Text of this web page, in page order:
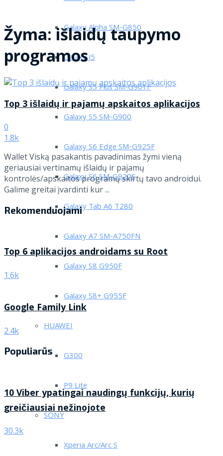
Galaxy Alpha SM-G850
Galaxy J5
Galaxy S5 Plus SM-G901F
Galaxy S5 SM-G900
Galaxy S6 Edge SM-G925F
Galaxy S6 SM-G920F
Galaxy Tab A6 T280
Galaxy A7 SM-A750FN
Galaxy S8 G950F
Galaxy S8+ G955F
HUAWEI
G300
P9 Lite
SONY
Xperia Arc/Arc S
Žyma:išlaidų taupymo
programos
Top 3 išlaidų ir pajamų apskaitos aplikacijos
0
1.8k
Wallet Viską pasakantis pavadinimas žymi vieną
geriausiai vertinamų išlaidų ir pajamų
kontrolės/apskaitos programų skirtų tavo androidui.
Galime greitai įvardinti kur ...
Rekomenduojami
Top 6 aplikacijos androidams su Root
1.6k
Google Family Link
2.4k
Populiarūs
10 Viber ypatingai naudingų funkcijų, kurių
greičiausiai nežinojote
30.3k